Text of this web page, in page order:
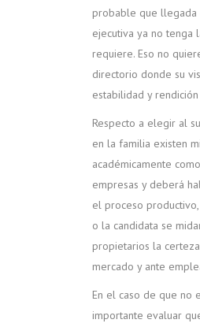
probable que llegada
ejecutiva ya no tenga
requiere. Eso no
directorio donde su
estabilidad y
Respecto a elegir al
en la familia existen
académicamente
empresas y deberá
el proceso
o la candidata se
propietarios la
mercado y ante
En el caso de que no
importante evaluar